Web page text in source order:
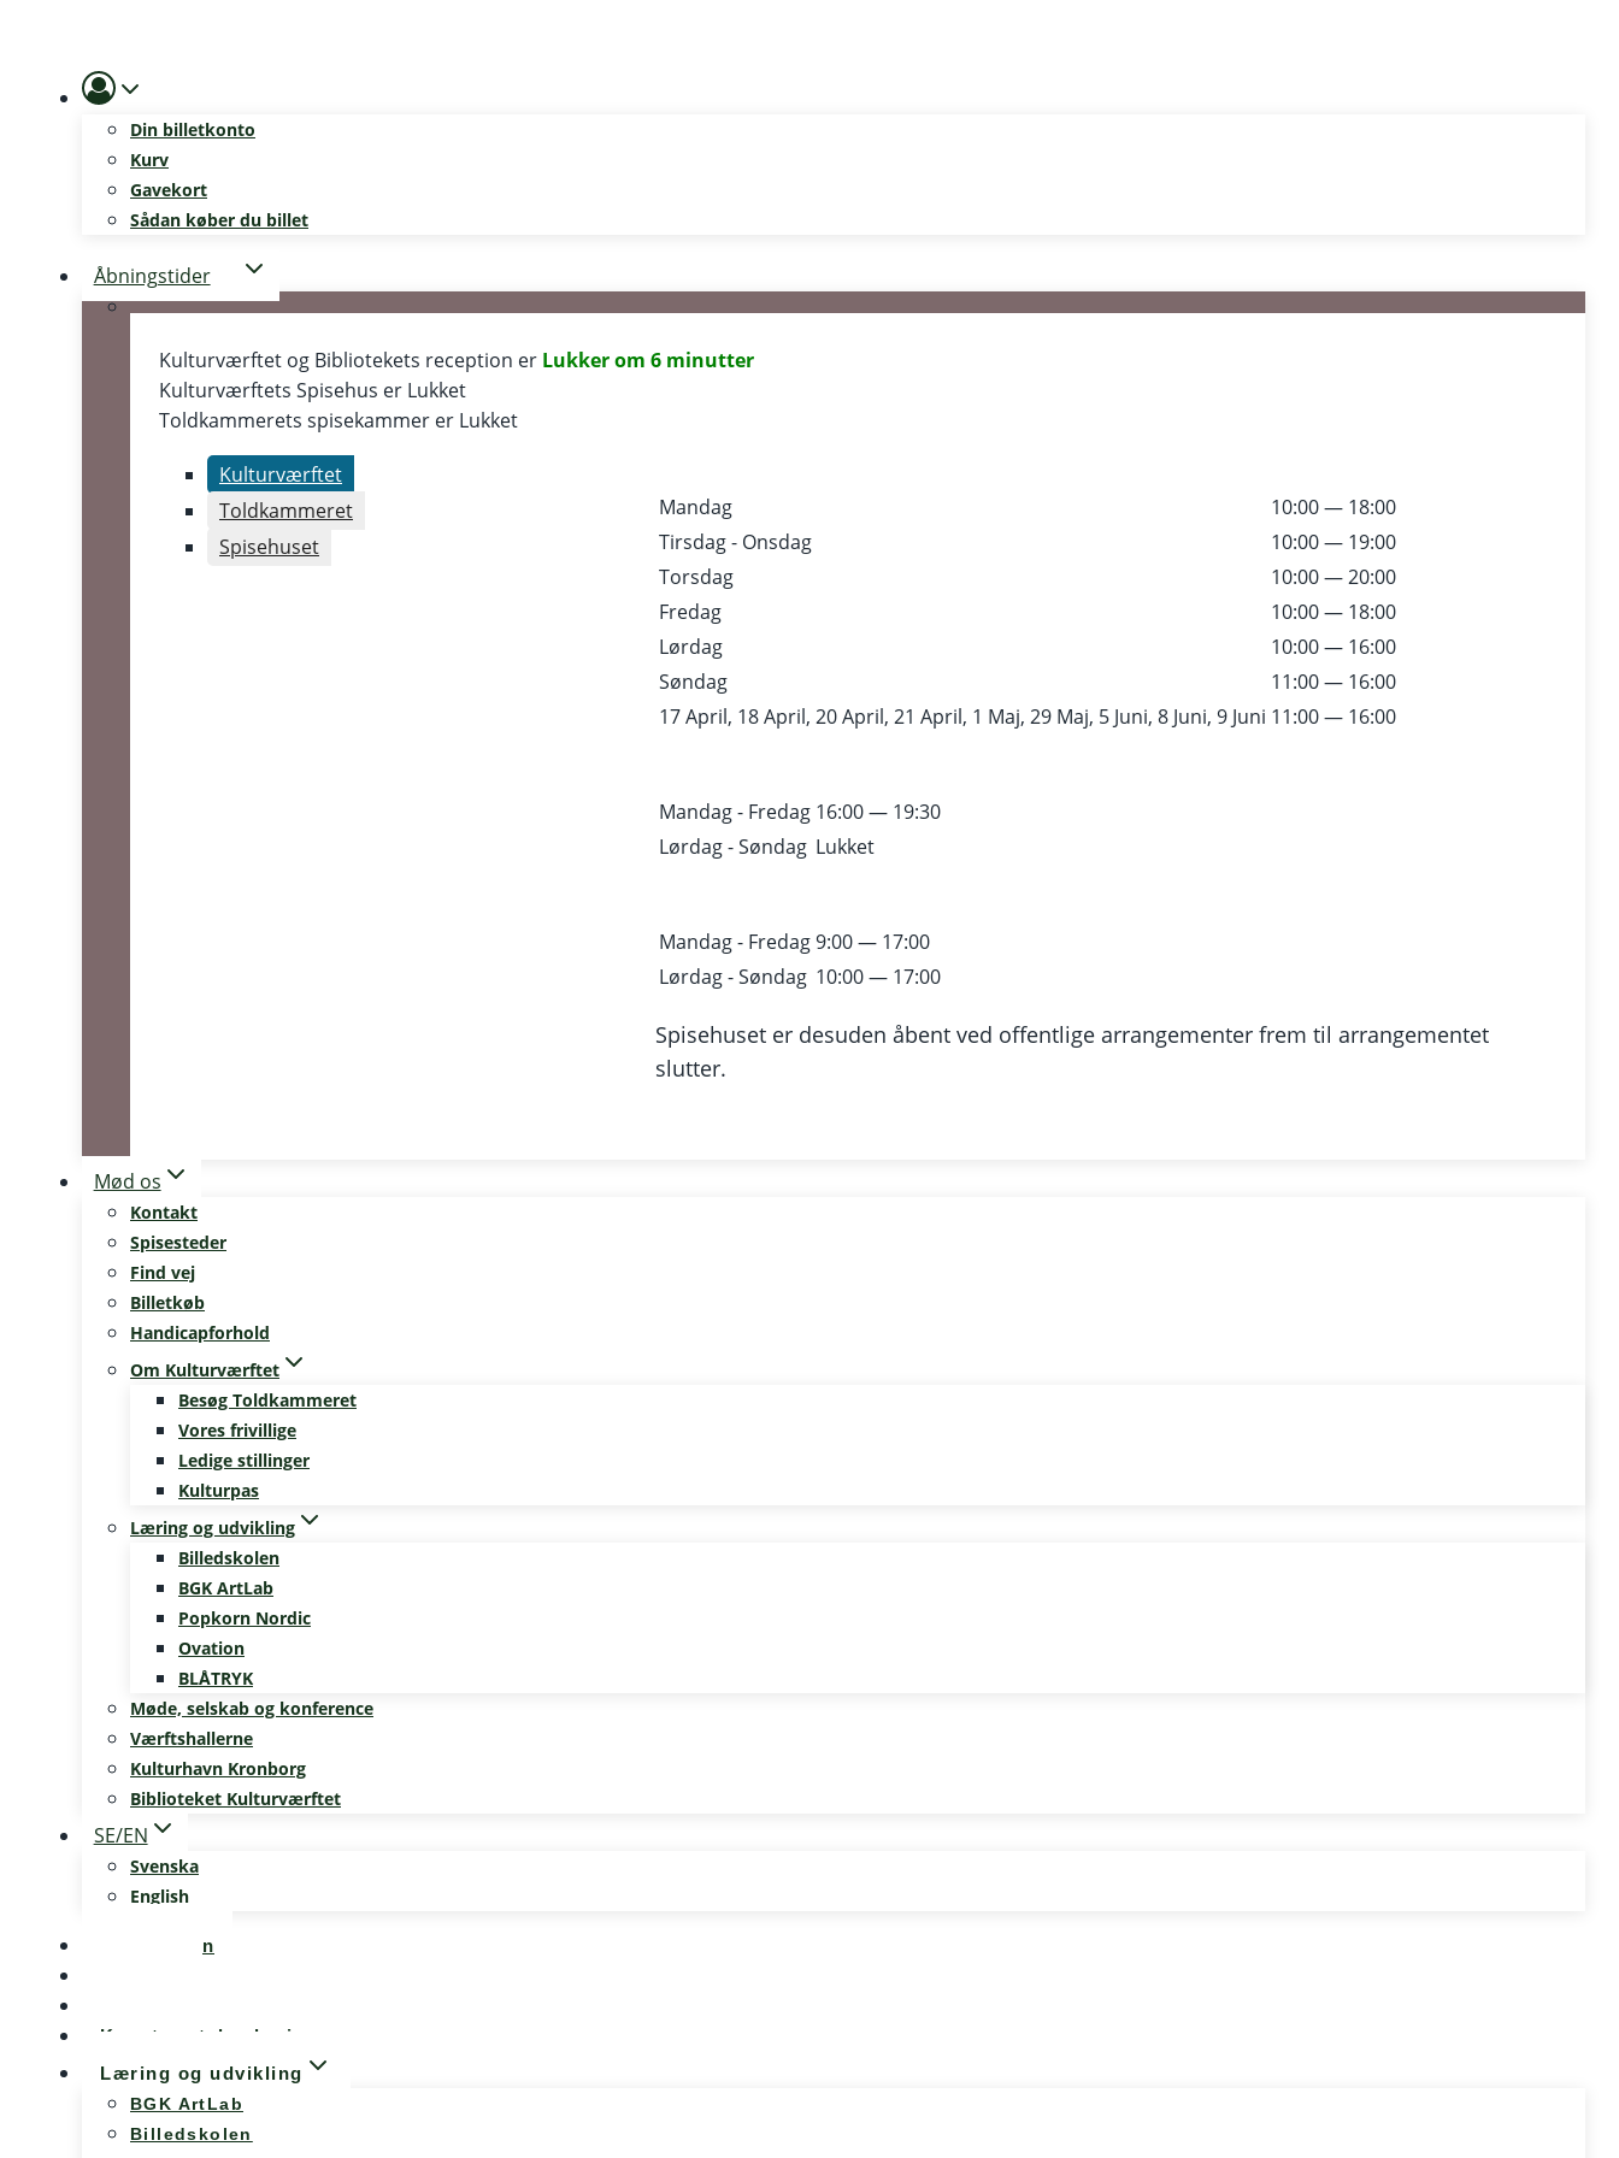
Din billetkonto
Kurv
Gavekort
Sådan køber du billet
Åbningstider
Kulturværftet og Bibliotekets reception er Lukker om 6 minutter
Kulturværftets Spisehus er Lukket
Toldkammerets spisekammer er Lukket
Kulturværftet
Toldkammeret
Spisehuset
Mandag
10:00 — 18:00
Tirsdag - Onsdag
10:00 — 19:00
Torsdag
10:00 — 20:00
Fredag
10:00 — 18:00
Lørdag
10:00 — 16:00
Søndag
11:00 — 16:00
17 April, 18 April, 20 April, 21 April, 1 Maj, 29 Maj, 5 Juni, 8 Juni, 9 Juni 11:00 — 16:00
Mandag - Fredag 16:00 — 19:30
Lørdag - Søndag Lukket
Mandag - Fredag9:00 — 17:00
Lørdag - Søndag 10:00 — 17:00
Spisehuset er desuden åbent ved offentlige arrangementer frem til arrangementet
slutter.
Mød os
Kontakt
Spisesteder
Find vej
Billetkøb
Handicapforhold
Om Kulturværftet
Besøg Toldkammeret
Vores frivillige
Ledige stillinger
Kulturpas
Læring og udvikling
Billedskolen
BGK ArtLab
Popkorn Nordic
Ovation
BLÅTRYK
Møde, selskab og konference
Værftshallerne
Kulturhavn Kronborg
Biblioteket Kulturværftet
SE/EN
Svenska
English
Kalenderen
Kunst og teknologi
Læring og udvikling
BGK ArtLab
Billedskolen